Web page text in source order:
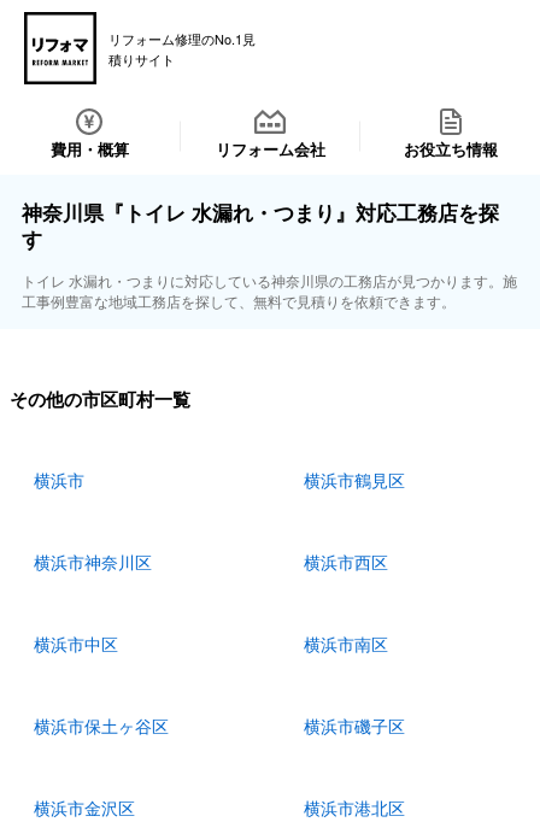
リフォーム修理のNo.1見
積りサイト
費用・概算 リフォーム会社 お役立ち情報
神奈川県『トイレ 水漏れ・つまり』対応工務店を探
す
トイレ 水漏れ・つまりに対応している神奈川県の工務店が見つかります。施
工事例豊富な地域工務店を探して、無料で見積りを依頼できます。
その他の市区町村一覧
横浜市 横浜市鶴見区
横浜市神奈川区 横浜市西区
横浜市中区 横浜市南区
横浜市保土ヶ谷区 横浜市磯子区
横浜市金沢区 横浜市港北区